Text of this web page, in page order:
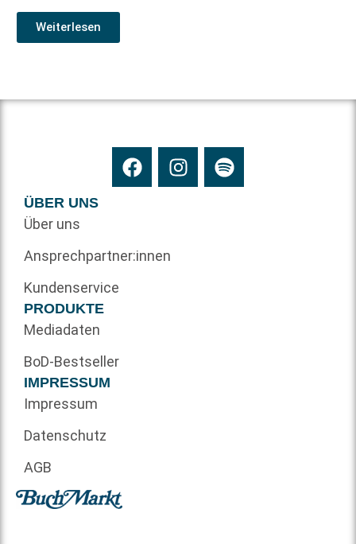
Weiterlesen
ÜBER UNS
Über uns
Ansprechpartner:innen
Kundenservice
PRODUKTE
Mediadaten
BoD-Bestseller
IMPRESSUM
Impressum
Datenschutz
AGB